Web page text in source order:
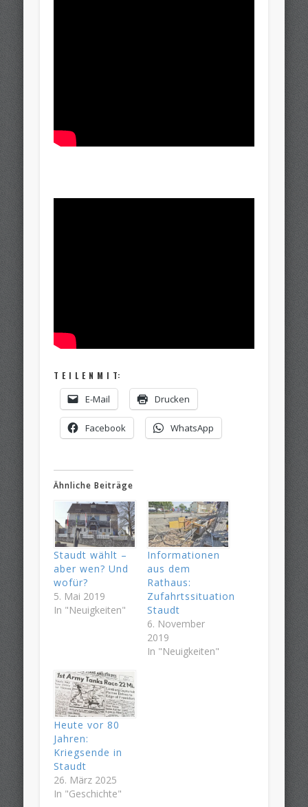
T E I L E N M I T:
E-Mail Drucken
Facebook WhatsApp
Ähnliche Beiträge
Staudt wählt –
aber wen? Und
wofür?
5. Mai 2019
In "Neuigkeiten"
Informationen
aus dem
Rathaus:
Zufahrtssituation
Staudt
6. November
2019
In "Neuigkeiten"
Heute vor 80
Jahren:
Kriegsende in
Staudt
26. März 2025
In "Geschichte"